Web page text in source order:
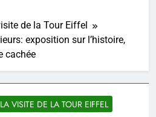
de la Tour Eiffel
exposition sur l’histoire,
cachée
VISITE DE LA TOUR EIFFEL